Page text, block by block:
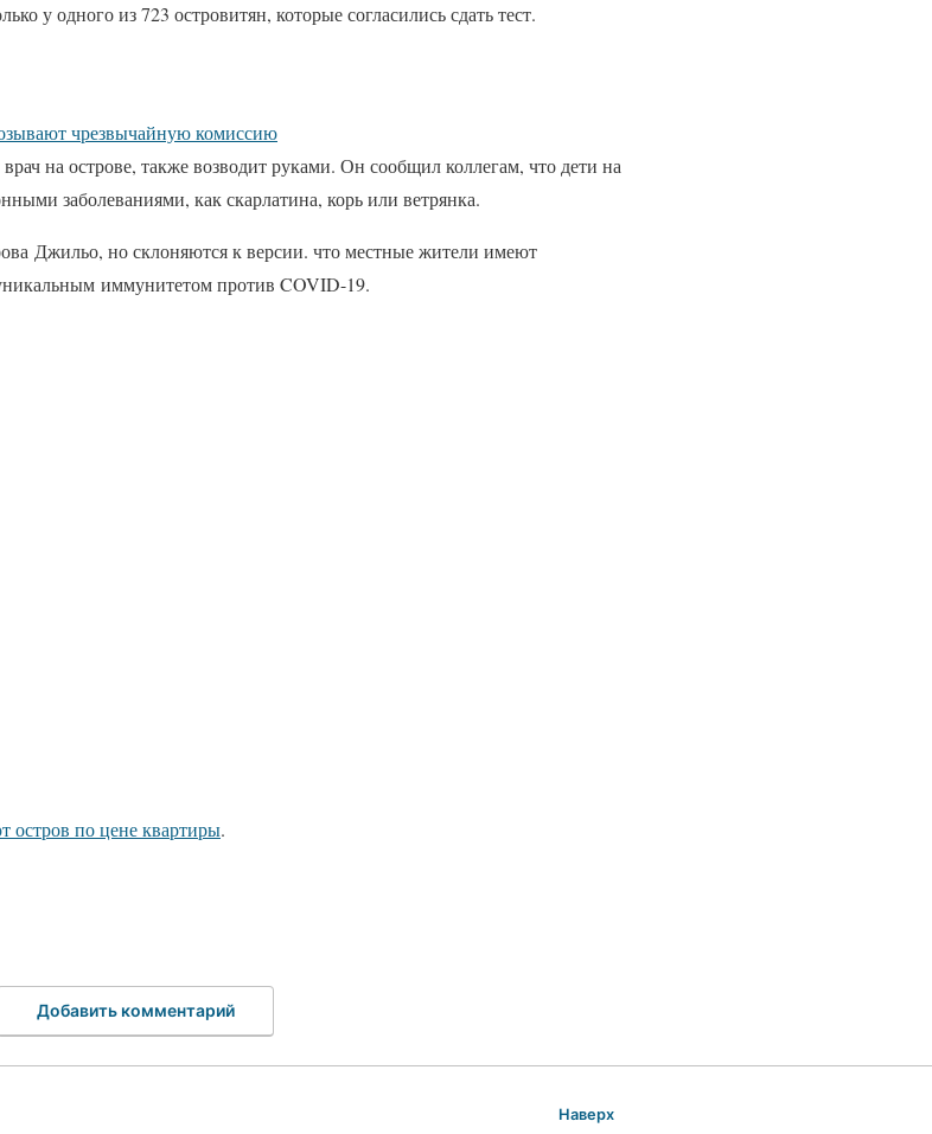
у одного из 723 островитян, которые согласились сдать тест.
чрезвычайную комиссию
на острове, также возводит руками. Он сообщил коллегам, что дети на
заболеваниями, как скарлатина, корь или ветрянка.
Джильо, но склоняются к версии. что местные жители имеют
иммунитетом против COVID-19.
по цене квартиры.
Добавить комментарий
Наверх